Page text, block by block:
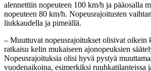
alennettiin nopeuteen 100 km/h ja pääosalla
nopeuteen 80 km/h. Nopeusrajoitusten
liukkaudella ja pimeällä.
– Muuttuvat nopeusrajoitukset olisivat oikein
ratkaisu kelin mukaiseen ajonopeuksien
Nopeusrajoituksia olisi hyvä pystyä
vuodenaikoina, esimerkiksi ruuhkatilanteissa